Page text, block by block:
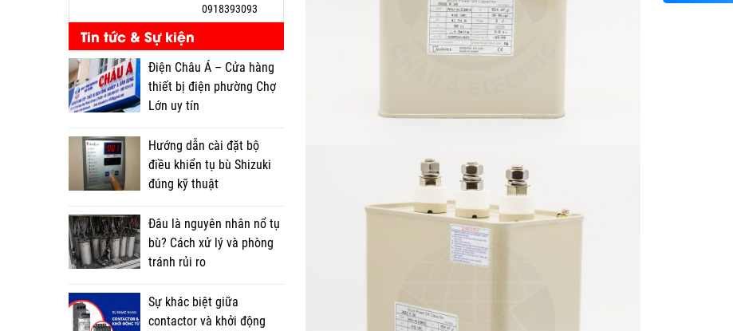
0918393093
Tin tức & Sự kiện
Điện Châu Á – Cửa hàng
thiết bị điện phường Chợ
Lớn uy tín
Hướng dẫn cài đặt bộ
điều khiển tụ bù Shizuki
đúng kỹ thuật
Đâu là nguyên nhân nổ tụ
bù? Cách xử lý và phòng
tránh rủi ro
Sự khác biệt giữa
contactor và khởi động